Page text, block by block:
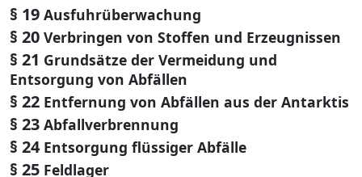
§ 19 Ausfuhrüberwachung
§ 20 Verbringen von Stoffen und Erzeugnissen
§ 21 Grundsätze der Vermeidung und
Entsorgung von Abfällen
§ 22 Entfernung von Abfällen aus der Antarktis
§ 23 Abfallverbrennung
§ 24 Entsorgung flüssiger Abfälle
§ 25 Feldlager